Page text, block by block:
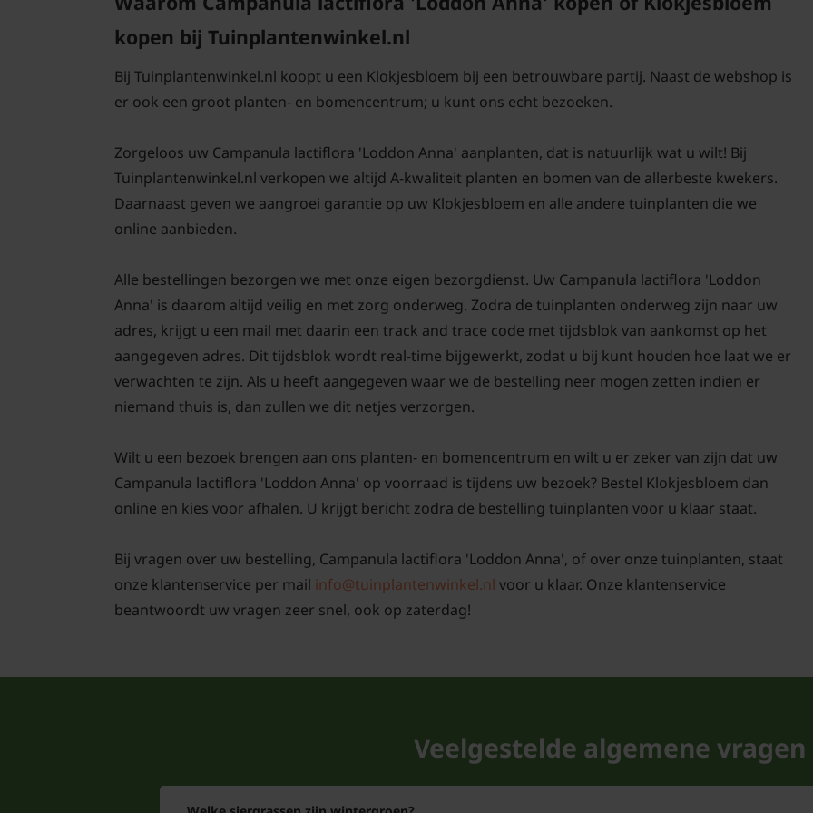
Om voedselrijke grond
De bloeitijd kan men
bloemen af te
met trossen bloemen
veel bijen en vlinders
Kan de
goed met
worden?
De Campanula
De bloeiperiode van
de zomer maanden
verlengen door de
halfschaduw verdragen.
bladeren eerst geel en
Hoe hoog
kopen bij Tuinplantenwinkel.nl
Bij Tuinplantenwinkel.nl koopt u een Klokjesbloem bij een betrouwbare partij. Naast de webshop is
er ook een groot planten- en bomencentrum; u kunt ons echt bezoeken.
Zorgeloos uw Campanula lactiflora 'Loddon Anna' aanplanten, dat is natuurlijk wat u wilt! Bij
Tuinplantenwinkel.nl verkopen we altijd A-kwaliteit planten en bomen van de allerbeste kwekers.
Daarnaast geven we aangroei garantie op uw Klokjesbloem en alle andere tuinplanten die we
online aanbieden.
Alle bestellingen bezorgen we met onze eigen bezorgdienst. Uw Campanula lactiflora 'Loddon
Anna' is daarom altijd veilig en met zorg onderweg. Zodra de tuinplanten onderweg zijn naar uw
adres, krijgt u een mail met daarin een track and trace code met tijdsblok van aankomst op het
aangegeven adres. Dit tijdsblok wordt real-time bijgewerkt, zodat u bij kunt houden hoe laat we er
verwachten te zijn. Als u heeft aangegeven waar we de bestelling neer mogen zetten indien er
niemand thuis is, dan zullen we dit netjes verzorgen.
Wilt u een bezoek brengen aan ons planten- en bomencentrum en wilt u er zeker van zijn dat uw
Campanula lactiflora 'Loddon Anna' op voorraad is tijdens uw bezoek? Bestel Klokjesbloem dan
online en kies voor afhalen. U krijgt bericht zodra de bestelling tuinplanten voor u klaar staat.
Bij vragen over uw bestelling, Campanula lactiflora 'Loddon Anna', of over onze tuinplanten, staat
onze klantenservice per mail info@tuinplantenwinkel.nl voor u klaar. Onze klantenservice
beantwoordt uw vragen zeer snel, ook op zaterdag!
Veelgestelde algemene vragen